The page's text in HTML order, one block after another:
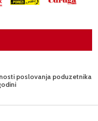
poslovanja poduzetnika